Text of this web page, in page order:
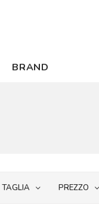
BRAND
TAGLIA PREZZO